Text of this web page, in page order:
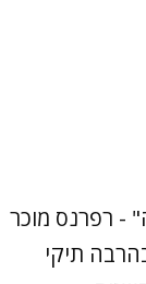
- רפרנס מוכר
תיקי